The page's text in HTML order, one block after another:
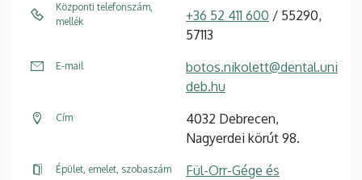
Központi telefonszám,
mellék
+36 52 411 600 / 55290,
57113
E-mail
botos.nikolett@dental.uni
deb.hu
Cím
4032 Debrecen,
Nagyerdei körút 98.
Épület, emelet, szobaszám
Fül-Orr-Gége és